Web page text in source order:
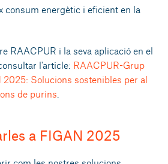
consum energètic i eficient en la
RAACPUR i la seva aplicació en el
l'article: RAACPUR-Grup
2025: Solucions sostenibles per al
de purins
a FIGAN 2025